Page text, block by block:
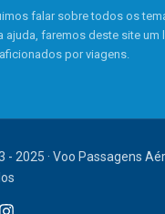
falar sobre todos os
ajuda, faremos deste site um
por viagens.
2025 · Voo Passagens